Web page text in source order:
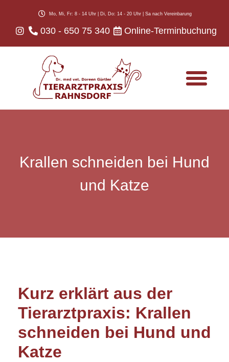
Mo, Mi, Fr: 8 - 14 Uhr | Di, Do: 14 - 20 Uhr | Sa nach Vereinbarung
030 - 650 75 340 Online-Terminbuchung
Krallen schneiden bei Hund
und Katze
Kurz erklärt aus der
Tierarztpraxis: Krallen
schneiden bei Hund und
Katze